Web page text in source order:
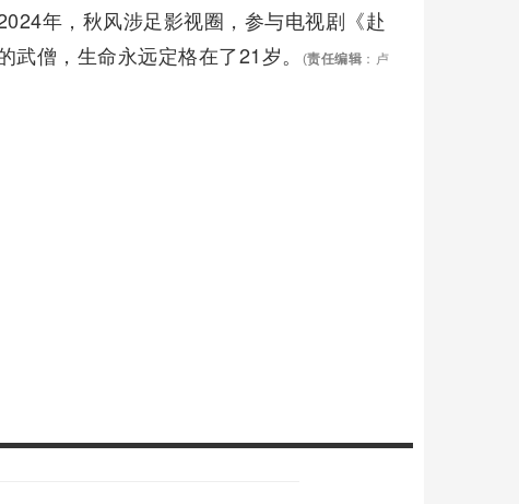
年，秋风涉足影视圈，参与电视剧《赴
僧，生命永远定格在了21岁。
(责任编辑 ：卢